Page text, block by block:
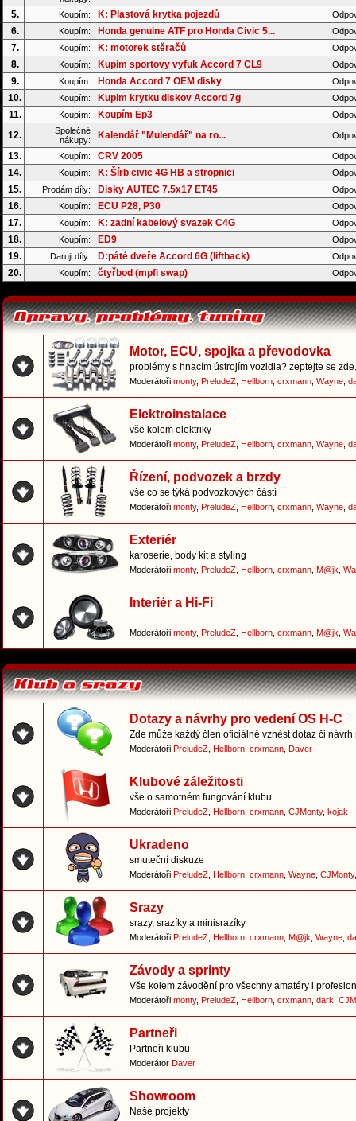
5. Koupím: K: Plastová krytka pojezdů
6. Koupím: Honda genuine ATF pro Honda Civic 5...
7. Koupím: K: motorek stěračů
8. Koupím: Kupim sportovy vyfuk Accord 7 CL9
9. Koupím: Honda Accord 7 OEM disky
10. Koupím: Kupim krytku diskov Accord 7g
11. Koupím: Koupím Ep3
12.
Společné
nákupy:
Kalendář "Mulendář" na ro...
13. Koupím: CRV 2005
14. Koupím: K: Šírb civic 4G HB a stropnici
15. Prodám díly: Disky AUTEC 7.5x17 ET45
16. Koupím: ECU P28, P30
17. Koupím: K: zadní kabelový svazek C4G
18. Koupím: ED9
19. Daruji díly: D:páté dveře Accord 6G (liftback)
20. Koupím: čtyřbod (mpfi swap)
Motor, ECU, spojka a převodovka
problémy s hnacím ústrojím vozidla? zeptejte se
Moderátoři monty, PreludeZ Hellborn crxmann Wayne
Elektroinstalace
vše kolem elektriky
Moderátoři monty, PreludeZ Hellborn crxmann Wayne
Řízení, podvozek a brzdy
vše co se týká podvozkových částí
Moderátoři monty, PreludeZ Hellborn crxmann Wayne
Exteriér
karoserie, body kit a styling
Moderátoři monty, PreludeZ Hellborn crxmann M@jk
Interiér a Hi-Fi
Moderátoři monty, PreludeZ Hellborn crxmann M@jk
Dotazy a návrhy pro vedení OS H-C
Zde může každý člen oficiálně vznést dotaz či
Moderátoři PreludeZ Hellborn crxmann Daver
Klubové záležitosti
vše o samotném fungování klubu
Moderátoři PreludeZ Hellborn crxmann CJMonty, kojak
Ukradeno
smuteční diskuze
Moderátoři PreludeZ Hellborn crxmann Wayne CJMonty
Srazy
srazy, srazíky a minisrazíky
Moderátoři PreludeZ Hellborn crxmann M@jk Wayne
Závody a sprinty
Vše kolem závodění pro všechny amatéry i
Moderátoři monty, PreludeZ Hellborn crxmann dark
Partneři
Partneři klubu
Moderátor Daver
Showroom
Naše projekty